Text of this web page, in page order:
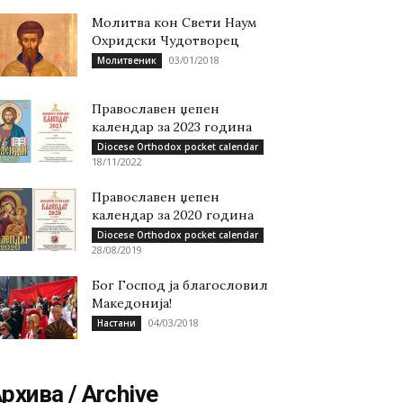
Молитва кон Свети Наум
Охридски Чудотворец
Молитвеник 03/01/2018
Православен џепен
календар за 2023 година
Diocese Orthodox pocket calendar
18/11/2022
Православен џепен
календар за 2020 година
Diocese Orthodox pocket calendar
28/08/2019
Бог Господ ја благословил
Македонија!
Настани 04/03/2018
/ Archive